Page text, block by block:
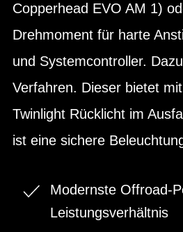
Copperhead EVO AM 1)
Drehmoment für harte
und Systemcontroller.
Verfahren. Dieser bietet
Twinlight Rücklicht im
ist eine sichere
Modernste Offroad-
Leistungsverhältnis